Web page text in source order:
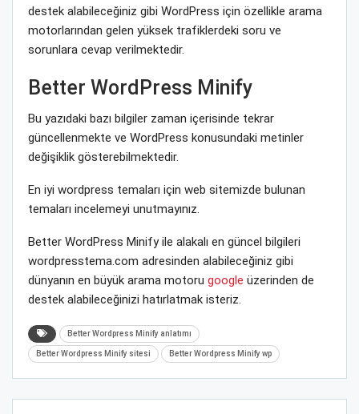
destek alabileceğiniz gibi WordPress için özellikle arama
motorlarından gelen yüksek trafiklerdeki soru ve
sorunlara cevap verilmektedir.
Better WordPress Minify
Bu yazıdaki bazı bilgiler zaman içerisinde tekrar
güncellenmekte ve WordPress konusundaki metinler
değişiklik gösterebilmektedir.
En iyi wordpress temaları için web sitemizde bulunan
temaları incelemeyi unutmayınız.
Better WordPress Minify ile alakalı en güncel bilgileri
wordpresstema.com adresinden alabileceğiniz gibi
dünyanın en büyük arama motoru google üzerinden de
destek alabileceğinizi hatırlatmak isteriz.
Better Wordpress Minify anlatımı
Better Wordpress Minify sitesi Better Wordpress Minify wp